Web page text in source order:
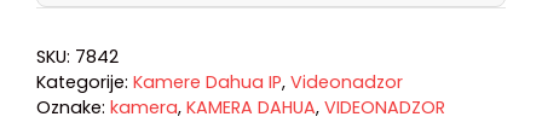
SKU: 7842
Kategorije: Kamere Dahua IP, Videonadzor
Oznake: kamera, KAMERA DAHUA, VIDEONADZOR